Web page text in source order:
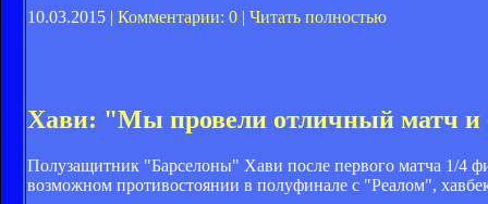
10.03.2015 | Комментарии: 0 | Читать полностью
Хави: "Мы провели отличный матч и
Полузащитник "Барселоны" Хави после первого матча 1/4
возможном противостоянии в полуфинале с "Реалом",